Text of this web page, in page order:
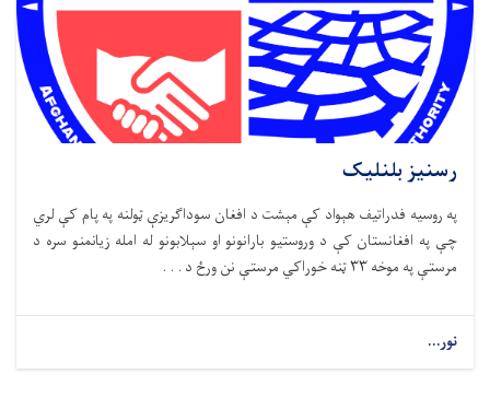
رسنیز بلنلیک
په روسیه فدراتیف هېواد کې مېشت د افغان سوداګریزې ټولنه په پام کې لري
چې په افغانستان کې د وروستیو بارانونو او سېلابونو له امله زیانمنو سره د
مرستې په موخه ۳۳ ټنه خوراکي مرستې نن ورځ د . . .
نور...